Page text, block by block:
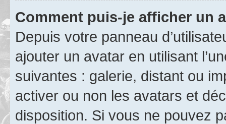
Comment puis-je afficher un
Depuis votre panneau
ajouter un avatar en utilisant
suivantes : galerie, distant ou
activer ou non les avatars et
disposition. Si vous ne pouvez